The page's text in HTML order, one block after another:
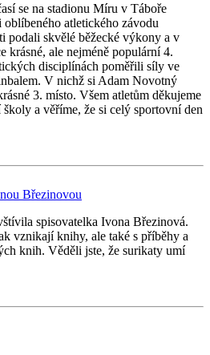
se na stadionu Míru v Táboře
atletického závodu
podali skvělé běžecké výkony a v
krásné, ale nejméně populární 4.
disciplínách poměřili síly ve
V nichž si Adam Novotný
3. místo. Všem atletům děkujeme
a věříme, že si celý sportovní den
Březinovou
spisovatelka Ivona Březinová.
vznikají knihy, ale také s příběhy a
knih. Věděli jste, že surikaty umí